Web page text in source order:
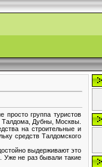
просто группа туристов
Талдома, Дубны, Москвы.
на строительные и
средств Талдомского
выдерживают это
Уже не раз бывали такие